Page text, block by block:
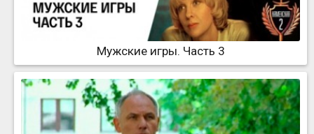
Мужские игры. Часть 3